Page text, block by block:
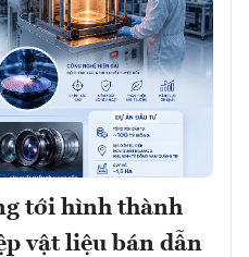
tới hình thành
vật liệu bán dẫn